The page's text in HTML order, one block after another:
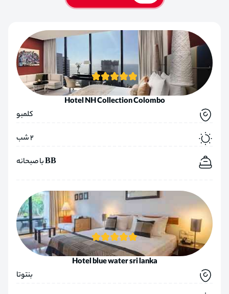
Hotel NH Collection Colombo
کلمبو
2 شب
BB با صبحانه
Hotel blue water sri lanka
بنتوتا